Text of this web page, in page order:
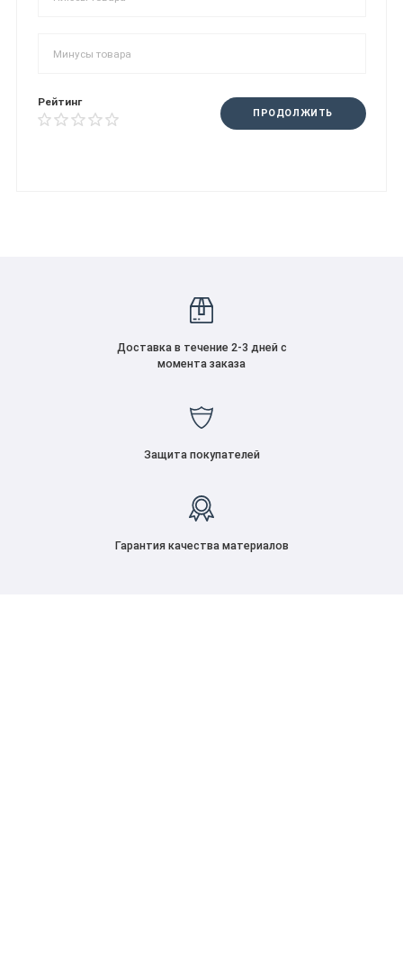
Рейтинг
ПРОДОЛЖИТЬ
Доставка в течение 2-3 дней с
момента заказа
Защита покупателей
Гарантия качества материалов